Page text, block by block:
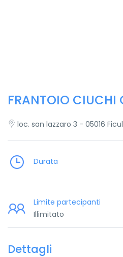
FRANTOIO CIUCHI
loc. san lazzaro 3 - 05016
Durata
Limite partecipanti
Illimitato
Dettagli